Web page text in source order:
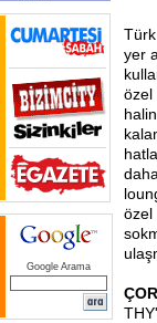
Google Arama
yer
özel
özel